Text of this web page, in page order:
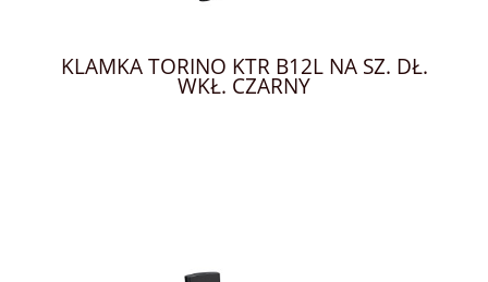
KLAMKA TORINO KTR B12L NA SZ. DŁ.
WKŁ. CZARNY